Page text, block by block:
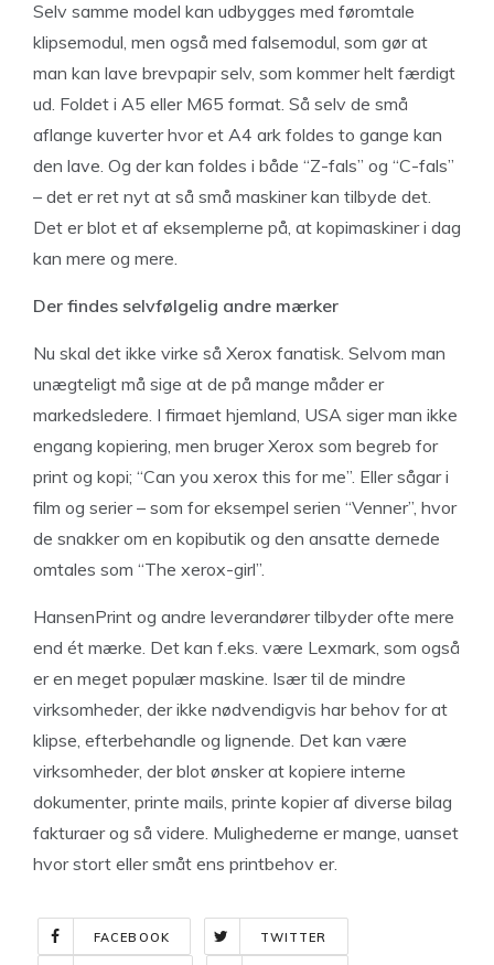
Selv samme model kan udbygges med føromtale
klipsemodul, men også med falsemodul, som gør at
man kan lave brevpapir selv, som kommer helt færdigt
ud. Foldet i A5 eller M65 format. Så selv de små
aflange kuverter hvor et A4 ark foldes to gange kan
den lave. Og der kan foldes i både “Z-fals” og “C-fals”
– det er ret nyt at så små maskiner kan tilbyde det.
Det er blot et af eksemplerne på, at kopimaskiner i dag
kan mere og mere.
Der findes selvfølgelig andre mærker
Nu skal det ikke virke så Xerox fanatisk. Selvom man
unægteligt må sige at de på mange måder er
markedsledere. I firmaet hjemland, USA siger man ikke
engang kopiering, men bruger Xerox som begreb for
print og kopi; “Can you xerox this for me”. Eller sågar i
film og serier – som for eksempel serien “Venner”, hvor
de snakker om en kopibutik og den ansatte dernede
omtales som “The xerox-girl”.
HansenPrint og andre leverandører tilbyder ofte mere
end ét mærke. Det kan f.eks. være Lexmark, som også
er en meget populær maskine. Især til de mindre
virksomheder, der ikke nødvendigvis har behov for at
klipse, efterbehandle og lignende. Det kan være
virksomheder, der blot ønsker at kopiere interne
dokumenter, printe mails, printe kopier af diverse bilag
fakturaer og så videre. Mulighederne er mange, uanset
hvor stort eller småt ens printbehov er.
FACEBOOK TWITTER